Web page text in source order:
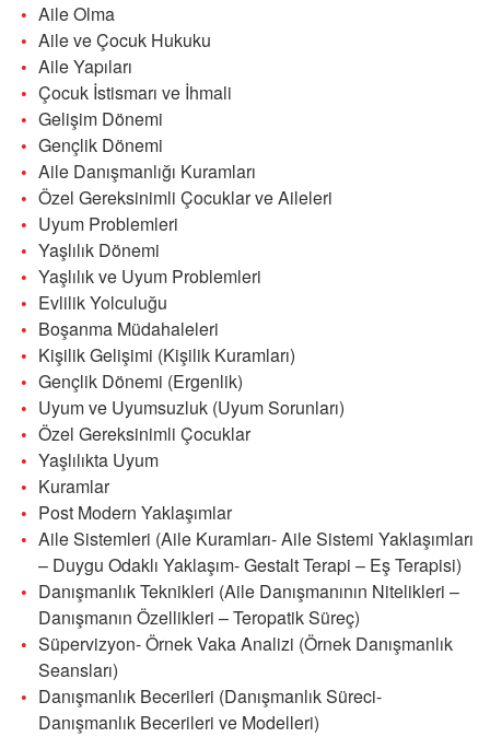
Aile Olma
Aile ve Çocuk Hukuku
Aile Yapıları
Çocuk İstismarı ve İhmali
Gelişim Dönemi
Gençlik Dönemi
Aile Danışmanlığı Kuramları
Özel Gereksinimli Çocuklar ve Aileleri
Uyum Problemleri
Yaşlılık Dönemi
Yaşlılık ve Uyum Problemleri
Evlilik Yolculuğu
Boşanma Müdahaleleri
Kişilik Gelişimi (Kişilik Kuramları)
Gençlik Dönemi (Ergenlik)
Uyum ve Uyumsuzluk (Uyum Sorunları)
Özel Gereksinimli Çocuklar
Yaşlılıkta Uyum
Kuramlar
Post Modern Yaklaşımlar
Aile Sistemleri (Aile Kuramları- Aile Sistemi Yaklaşımları
– Duygu Odaklı Yaklaşım- Gestalt Terapi – Eş Terapisi)
Danışmanlık Teknikleri (Aile Danışmanının Nitelikleri –
Danışmanın Özellikleri – Teropatik Süreç)
Süpervizyon- Örnek Vaka Analizi (Örnek Danışmanlık
Seansları)
Danışmanlık Becerileri (Danışmanlık Süreci-
Danışmanlık Becerileri ve Modelleri)